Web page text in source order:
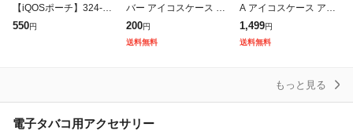
【iQOSポーチ】324-09
87 レディース メンズ i
550円
バー アイコスケース 電
子タバコケース ソフト
ケース 半透明 無地 保
護 傷防止 収納 おしゃ
200円
送料無料
A アイコスケース アイ
コスイルマ 電子タバコ
ケース カバー 保護 レ
ザー調 フェイクレザー
1,499円
送料無料
もっと見る
電子タバコ用アクセサリー